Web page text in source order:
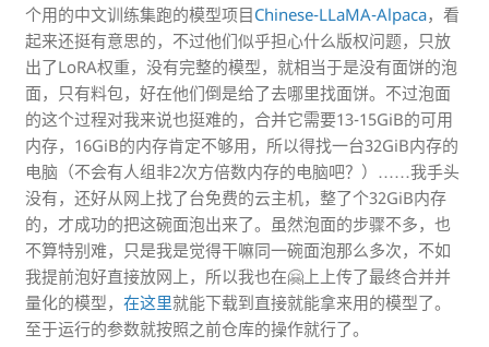
个用的中文训练集跑的模型项目Chinese-LLaMA-Alpaca，看
起来还挺有意思的，不过他们似乎担心什么版权问题，只放
出了LoRA权重，没有完整的模型，就相当于是没有面饼的泡
面，只有料包，好在他们倒是给了去哪里找面饼。不过泡面
的这个过程对我来说也挺难的，合并它需要13-15GiB的可用
内存，16GiB的内存肯定不够用，所以得找一台32GiB内存的
电脑（不会有人组非2次方倍数内存的电脑吧？）……我手头
没有，还好从网上找了台免费的云主机，整了个32GiB内存
的，才成功的把这碗面泡出来了。虽然泡面的步骤不多，也
不算特别难，只是我是觉得干嘛同一碗面泡那么多次，不如
我提前泡好直接放网上，所以我也在🤗上上传了最终合并并
量化的模型， 在这里就能下载到直接就能拿来用的模型了。
至于运行的参数就按照之前仓库的操作就行了。